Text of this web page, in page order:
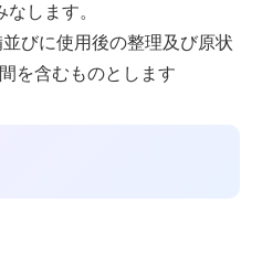
します。
びに使用後の整理及び原状
を含むものとします